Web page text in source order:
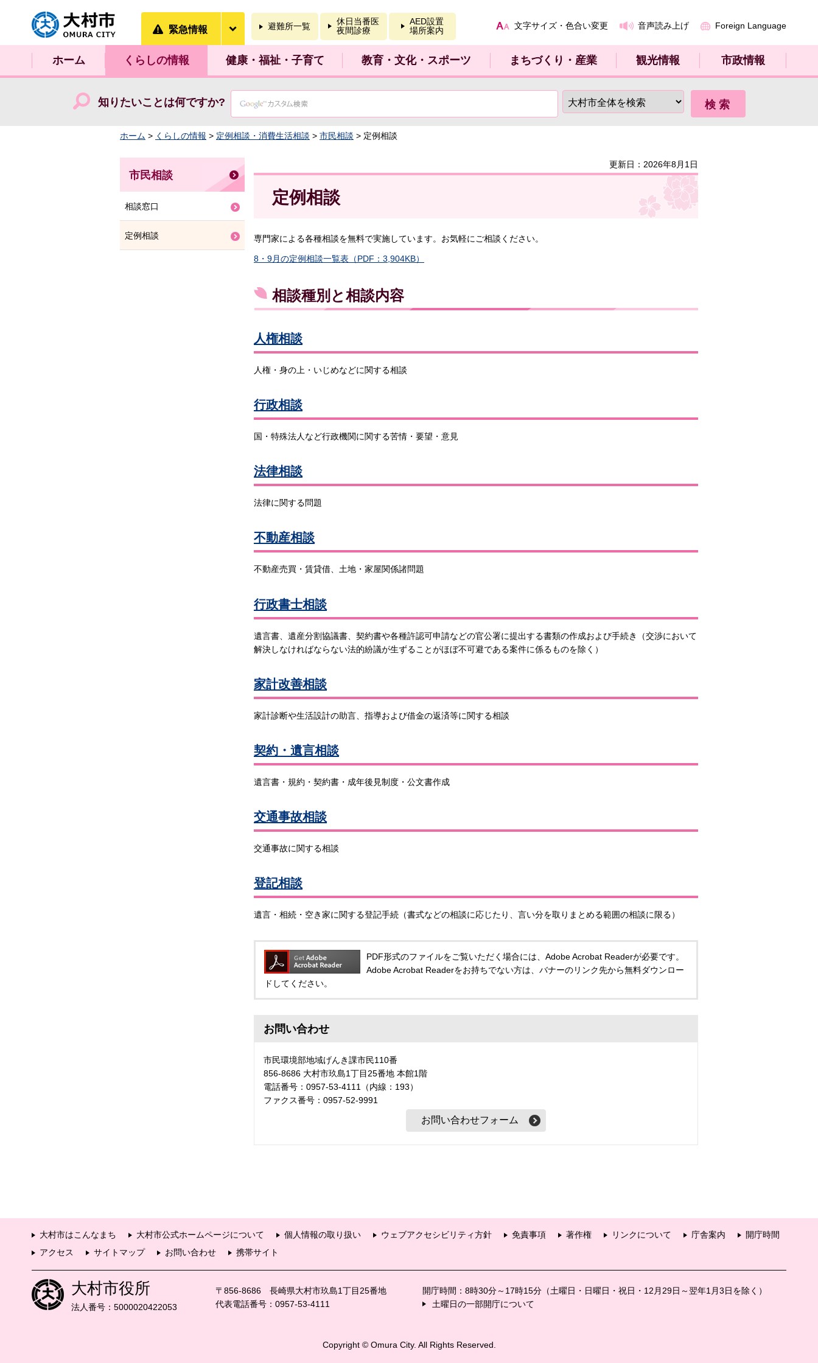
大村市
緊急情報 避難所一覧
休日当番医
夜間診療
AED設置
場所案内
文字サイズ・色合い変更 音声読み上げ Foreign Language
ホーム くらしの情報 健康・福祉・子育て 教育・文化・スポーツ まちづくり・産業 観光情報 市政情報
知りたいことは何ですか?
ホーム > くらしの情報 > 定例相談・消費生活相談 > 市民相談 > 定例相談
更新日：2026年8月1日
定例相談
専門家による各種相談を無料で実施しています。お気軽にご相談ください。
8・9月の定例相談一覧表（PDF：3,904KB）
相談種別と相談内容
人権相談
人権・身の上・いじめなどに関する相談
行政相談
国・特殊法人など行政機関に関する苦情・要望・意見
法律相談
法律に関する問題
不動産相談
不動産売買・賃貸借、土地・家屋関係諸問題
行政書士相談
遺言書、遺産分割協議書、契約書や各種許認可申請などの官公署に提出する書類の作成および手続き（交渉において
解決しなければならない法的紛議が生ずることがほぼ不可避である案件に係るものを除く）
家計改善相談
家計診断や生活設計の助言、指導および借金の返済等に関する相談
契約・遺言相談
遺言書・規約・契約書・成年後見制度・公文書作成
交通事故相談
交通事故に関する相談
登記相談
遺言・相続・空き家に関する登記手続（書式などの相談に応じたり、言い分を取りまとめる範囲の相談に限る）
PDF形式のファイルをご覧いただく場合には、Adobe Acrobat Readerが必要です。
Adobe Acrobat Readerをお持ちでない方は、バナーのリンク先から無料ダウンロー
ドしてください。
お問い合わせ
市民環境部地域げんき課市民110番
856-8686 大村市玖島1丁目25番地 本館1階
電話番号：0957-53-4111（内線：193）
ファクス番号：0957-52-9991
市民相談
相談窓口
定例相談
大村市はこんなまち 大村市公式ホームページについて 個人情報の取り扱い ウェブアクセシビリティ方針 免責事項 著作権 リンクについて 庁舎案内
開庁時間
アクセス
サイトマップ お問い合わせ 携帯サイト
大村市役所
法人番号：5000020422053
〒856-8686 長崎県大村市玖島1丁目25番地
代表電話番号：0957-53-4111
開庁時間：8時30分～17時15分（土曜日・日曜日・祝日・12月29日～翌年1月3日を除く）
土曜日の一部開庁について
Copyright © Omura City. All Rights Reserved.